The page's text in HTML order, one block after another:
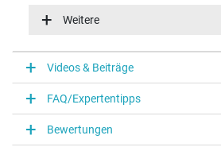
100-240V / 50-60Hz
Funktions-LED
Funktions-LED im Stecker
Notebook Stecker
Steckertyp / -form
Weitere
Videos & Beiträge
FAQ/Expertentipps
Bewertungen